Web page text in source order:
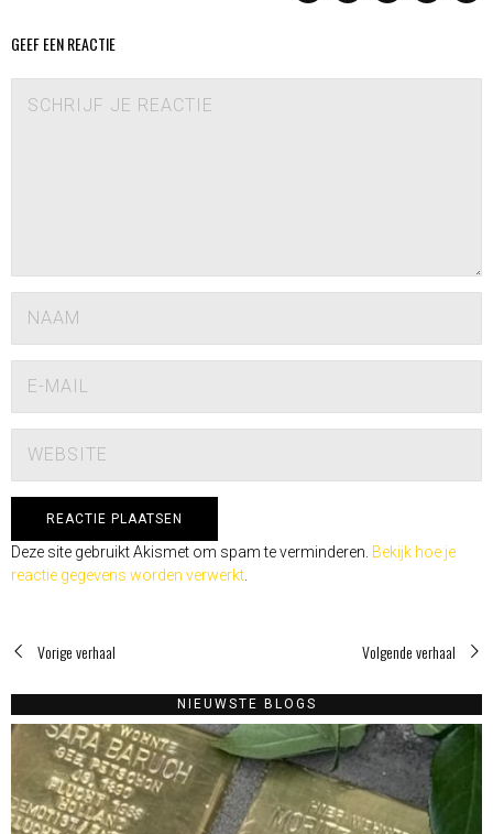
GEEF EEN REACTIE
Deze site gebruikt Akismet om spam te verminderen. Bekijk hoe je
reactie gegevens worden verwerkt
Vorige verhaal Volgende verhaal
NIEUWSTE BLOGS